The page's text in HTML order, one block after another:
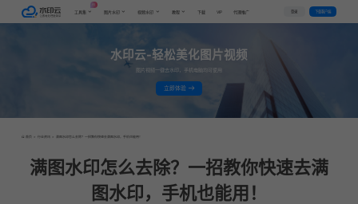
工具集
AI
图片水印 视频水印 教程 下载 VIP 代理推广 登录 下载客户端
水印云-轻松美化图片视频
图片视频一键去水印，手机电脑均可使用
立即体验
首页 > 行业资讯 > 满图水印怎么去除？一招教你快速去满图水印，手机也能用！
满图水印怎么去除？一招教你快速去满
图水印，手机也能用！